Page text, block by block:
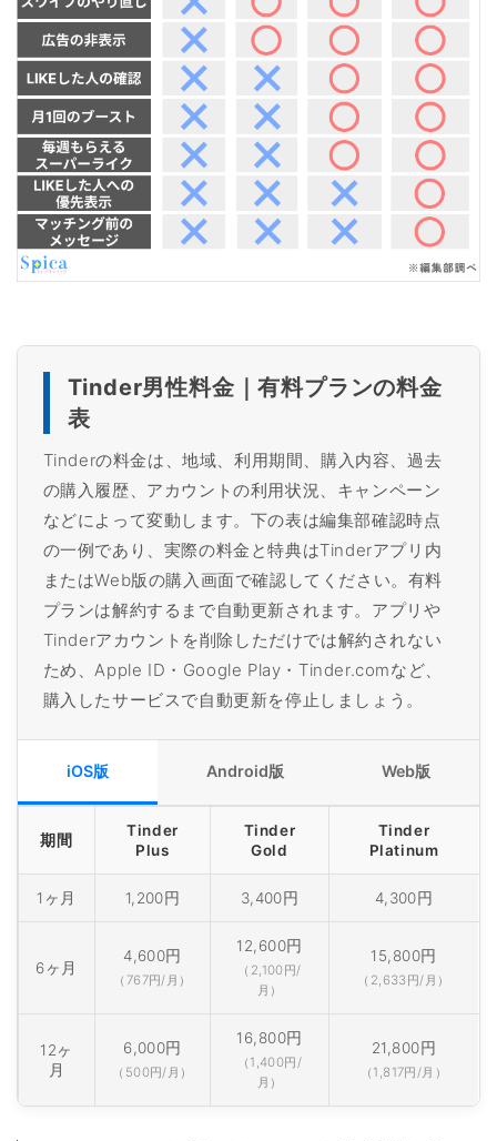
Tinder男性料金｜有料プランの料金
表
Tinderの料金は、地域、利用期間、購入内容、過去
の購入履歴、アカウントの利用状況、キャンペーン
などによって変動します。下の表は編集部確認時点
の一例であり、実際の料金と特典はTinderアプリ内
またはWeb版の購入画面で確認してください。有料
プランは解約するまで自動更新されます。アプリや
Tinderアカウントを削除しただけでは解約されない
ため、Apple ID・Google Play・Tinder.comなど、
購入したサービスで自動更新を停止しましょう。
iOS版 Android版 Web版
期間
Tinder
Plus
Tinder
Gold
Tinder
Platinum
1ヶ月 1,200円 3,400円 4,300円
6ヶ月
4,600円
（767円/月）
12,600円
（2,100円/
月）
15,800円
（2,633円/月）
12ヶ
月
6,000円
（500円/月）
16,800円
（1,400円/
月）
21,800円
（1,817円/月）